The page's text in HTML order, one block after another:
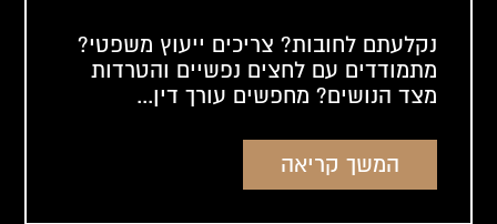
נקלעתם לחובות? צריכים ייעוץ משפטי?
מתמודדים עם לחצים נפשיים והטרדות
מצד הנושים? מחפשים עורך דין...
המשך קריאה